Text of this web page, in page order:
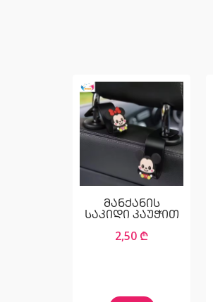
მანქანის
საკიდი კაუჭით
2,50 ₾